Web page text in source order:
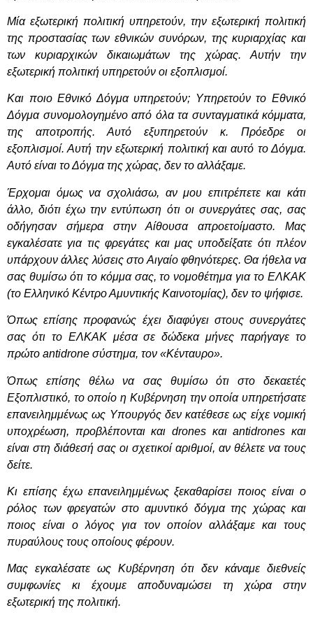
Μία εξωτερική πολιτική υπηρετούν, την εξωτερική πολιτική
της προστασίας των εθνικών συνόρων, της κυριαρχίας και
των κυριαρχικών δικαιωμάτων της χώρας. Αυτήν την
εξωτερική πολιτική υπηρετούν οι εξοπλισμοί.
Και ποιο Εθνικό Δόγμα υπηρετούν; Υπηρετούν το Εθνικό
Δόγμα συνομολογημένο από όλα τα συνταγματικά κόμματα,
της αποτροπής. Αυτό εξυπηρετούν κ. Πρόεδρε οι
εξοπλισμοί. Αυτή την εξωτερική πολιτική και αυτό το Δόγμα.
Αυτό είναι το Δόγμα της χώρας, δεν το αλλάξαμε.
Έρχομαι όμως να σχολιάσω, αν μου επιτρέπετε και κάτι
άλλο, διότι έχω την εντύπωση ότι οι συνεργάτες σας, σας
οδήγησαν σήμερα στην Αίθουσα απροετοίμαστο. Μας
εγκαλέσατε για τις φρεγάτες και μας υποδείξατε ότι πλέον
υπάρχουν άλλες λύσεις στο Αιγαίο φθηνότερες. Θα ήθελα να
σας θυμίσω ότι το κόμμα σας, το νομοθέτημα για το ΕΛΚΑΚ
(το Ελληνικό Κέντρο Αμυντικής Καινοτομίας), δεν το ψήφισε.
Όπως επίσης προφανώς έχει διαφύγει στους συνεργάτες
σας ότι το ΕΛΚΑΚ μέσα σε δώδεκα μήνες παρήγαγε το
πρώτο antidrone σύστημα, τον «Κένταυρο».
Όπως επίσης θέλω να σας θυμίσω ότι στο δεκαετές
Εξοπλιστικό, το οποίο η Κυβέρνηση την οποία υπηρετήσατε
επανειλημμένως ως Υπουργός δεν κατέθεσε ως είχε νομική
υποχρέωση, προβλέπονται και drones και antidrones και
είναι στη διάθεσή σας οι σχετικοί αριθμοί, αν θέλετε να τους
δείτε.
Κι επίσης έχω επανειλημμένως ξεκαθαρίσει ποιος είναι ο
ρόλος των φρεγατών στο αμυντικό δόγμα της χώρας και
ποιος είναι ο λόγος για τον οποίον αλλάξαμε και τους
πυραύλους τους οποίους φέρουν.
Μας εγκαλέσατε ως Κυβέρνηση ότι δεν κάναμε διεθνείς
συμφωνίες κι έχουμε αποδυναμώσει τη χώρα στην
εξωτερική της πολιτική.